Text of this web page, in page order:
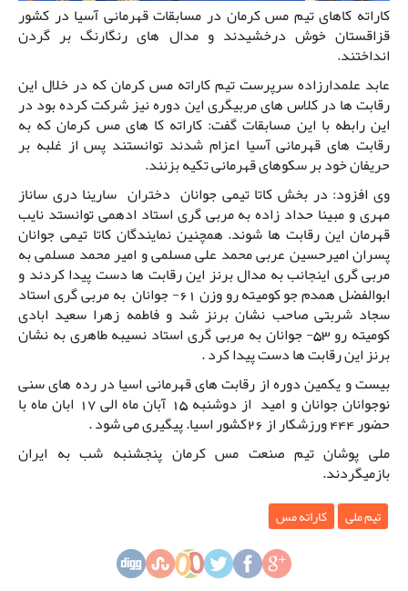
کاراته کاهای تیم مس کرمان در مسابقات قهرمانی آسیا در کشور
قزاقستان خوش درخشیدند و مدال های رنگارنگ بر گردن
انداختند.
عابد علمدارزاده سرپرست تیم کاراته مس کرمان که در خلال این
رقابت ها در کلاس های مربیگری این دوره نیز شرکت کرده بود در
این رابطه با این مسابقات گفت: کاراته کا های مس کرمان که به
رقابت های قهرمانی آسیا اعزام شدند توانستند پس از غلبه بر
حریفان خود بر سکوهای قهرمانی تکیه بزنند.
وی افزود: در بخش کاتا تیمی جوانان دختران سارینا دری ساناز
مهری و مبینا حداد زاده به مربی گری استاد ادهمی توانستد نایب
قهرمان این رقابت ها شوند. همچنین نمایندگان کاتا تیمی جوانان
پسران امیرحسین عربی محمد علی مسلمی و امیر محمد مسلمی به
مربی گری اینجانب به مدال برنز این رقابت ها دست پیدا کردند و
ابوالفضل همدم جو کومیته رو وزن 61- جوانان به مربی گری استاد
سجاد شربتی صاحب نشان برنز شد و فاطمه زهرا سعید ابادی
کومیته رو 53- جوانان به مربی گری استاد نسیبه طاهری به نشان
برنز این رقابت ها دست پیدا کرد .
بیست و یکمین دوره از رقابت های قهرمانی اسیا در رده های سنی
نوجوانان جوانان و امید از دوشنبه 15 آبان ماه الی 17 ابان ماه با
حضور 444 ورزشکار از 26کشور اسیا. پیگیری می شود .
ملی پوشان تیم صنعت مس کرمان پنجشنبه شب به ایران
بازمیگردند.
تیم ملی کاراته مس